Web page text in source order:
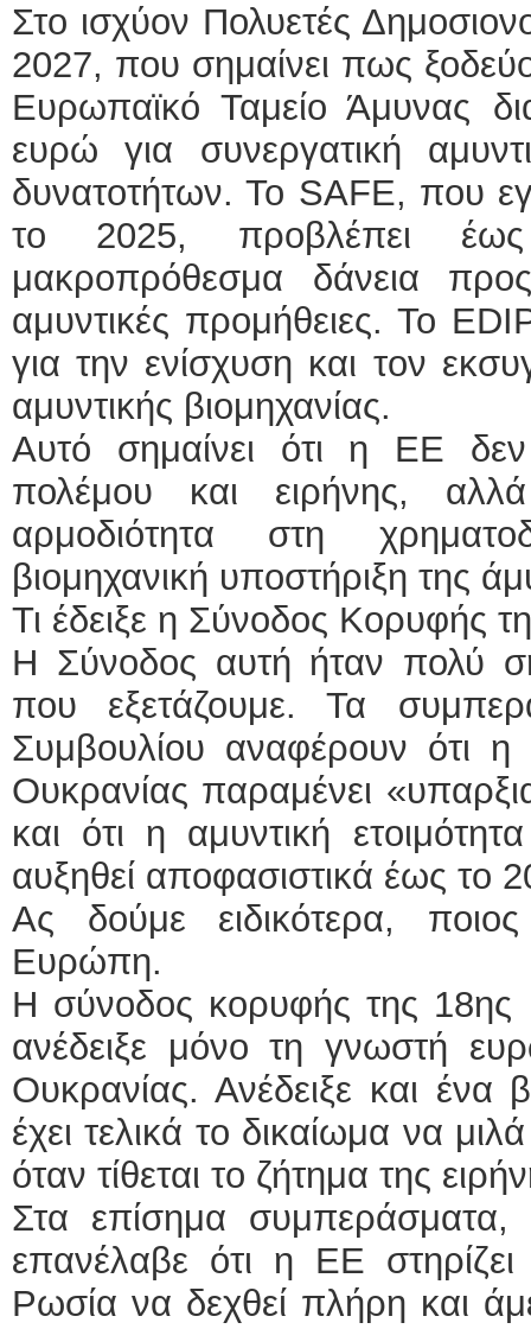
Στο ισχύον Πολυετές
2027, που σημαίνει πως
Ευρωπαϊκό Ταμείο Άμυνας
ευρώ για συνεργατική
δυνατοτήτων. Το SAFE, που
το 2025, προβλέπει
μακροπρόθεσμα δάνεια
αμυντικές προμήθειες. Το
για την ενίσχυση και τον
αμυντικής βιομηχανίας.
Αυτό σημαίνει ότι η ΕΕ
πολέμου και ειρήνης,
αρμοδιότητα στη
βιομηχανική υποστήριξη της
Τι έδειξε η Σύνοδος Κορυφής
Η Σύνοδος αυτή ήταν πολύ
που εξετάζουμε. Τα
Συμβουλίου αναφέρουν ότι
Ουκρανίας παραμένει
και ότι η αμυντική
αυξηθεί αποφασιστικά έως το
Ας δούμε ειδικότερα,
Ευρώπη.
Η σύνοδος κορυφής της 18ης
ανέδειξε μόνο τη γνωστή
Ουκρανίας. Ανέδειξε και
έχει τελικά το δικαίωμα να
όταν τίθεται το ζήτημα της
Στα επίσημα
επανέλαβε ότι η ΕΕ
Ρωσία να δεχθεί πλήρη και